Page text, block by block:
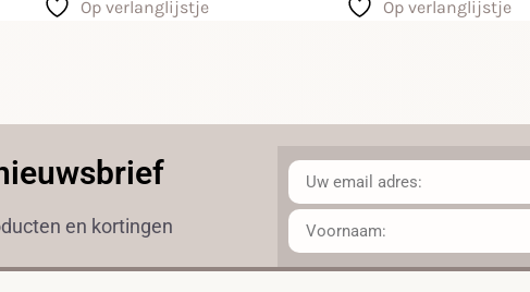
Op verlanglijstje Op verlanglijstje
en kortingen